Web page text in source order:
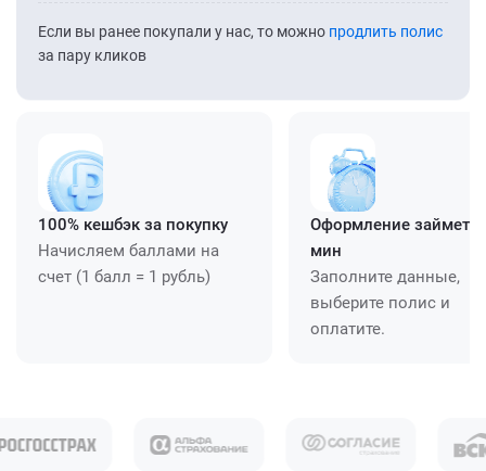
Если вы ранее покупали у нас, то можно продлить полис
за пару кликов
100% кешбэк за покупку
Начисляем баллами на
счет (1 балл = 1 рубль)
Оформление займет
мин
Заполните данные,
выберите полис и
оплатите.